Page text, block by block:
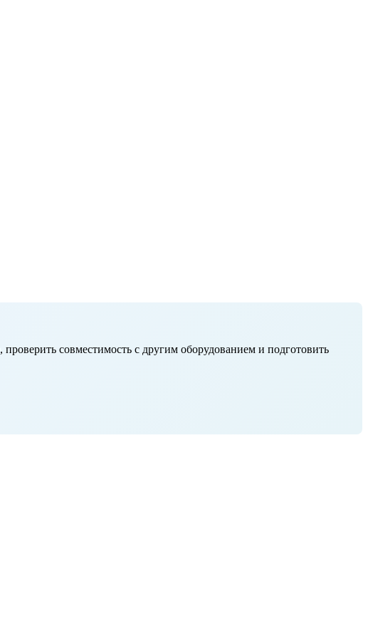
, проверить совместимость с другим оборудованием и подготовить